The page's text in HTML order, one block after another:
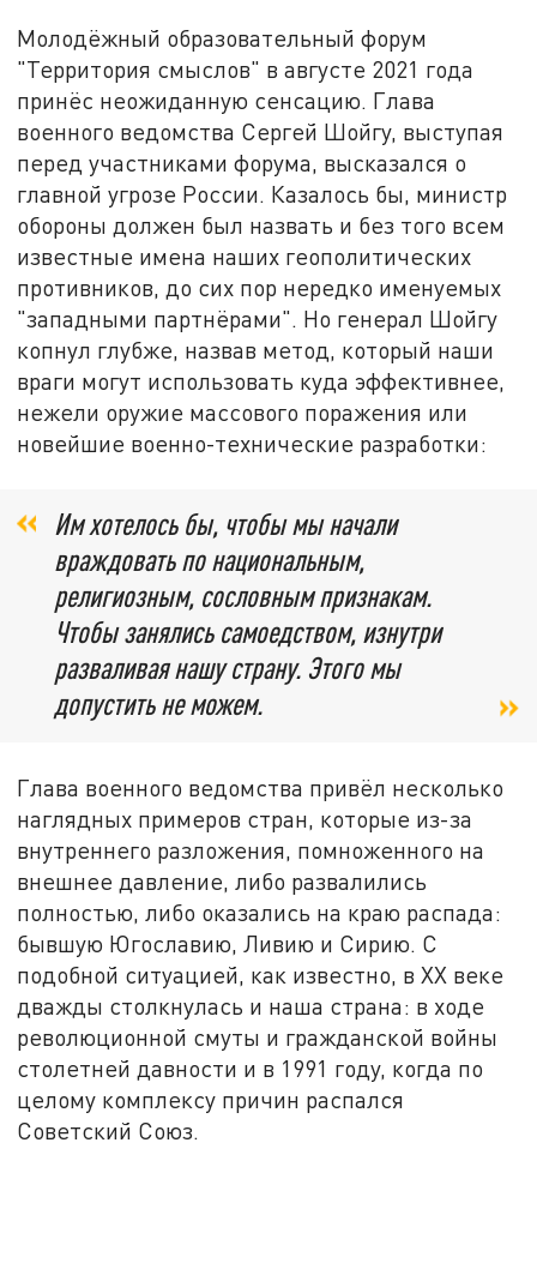
Молодёжный образовательный форум
"Территория смыслов" в августе 2021 года
принёс неожиданную сенсацию. Глава
военного ведомства Сергей Шойгу, выступая
перед участниками форума, высказался о
главной угрозе России. Казалось бы, министр
обороны должен был назвать и без того всем
известные имена наших геополитических
противников, до сих пор нередко именуемых
"западными партнёрами". Но генерал Шойгу
копнул глубже, назвав метод, который наши
враги могут использовать куда эффективнее,
нежели оружие массового поражения или
новейшие военно-технические разработки:
Им хотелось бы, чтобы мы начали
враждовать по национальным,
религиозным, сословным признакам.
Чтобы занялись самоедством, изнутри
разваливая нашу страну. Этого мы
допустить не можем.
Глава военного ведомства привёл несколько
наглядных примеров стран, которые из-за
внутреннего разложения, помноженного на
внешнее давление, либо развалились
полностью, либо оказались на краю распада:
бывшую Югославию, Ливию и Сирию. С
подобной ситуацией, как известно, в XX веке
дважды столкнулась и наша страна: в ходе
революционной смуты и гражданской войны
столетней давности и в 1991 году, когда по
целому комплексу причин распался
Советский Союз.